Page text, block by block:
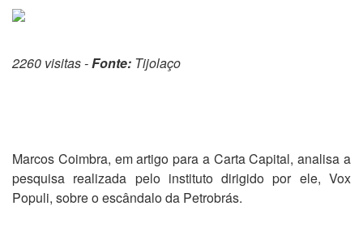
2260 visitas -Fonte: Tijolaço
Marcos Coimbra, em artigo para a Carta Capital, analisa a
pesquisa realizada pelo instituto dirigido por ele, Vox
Populi, sobre o escândalo da Petrobrás.